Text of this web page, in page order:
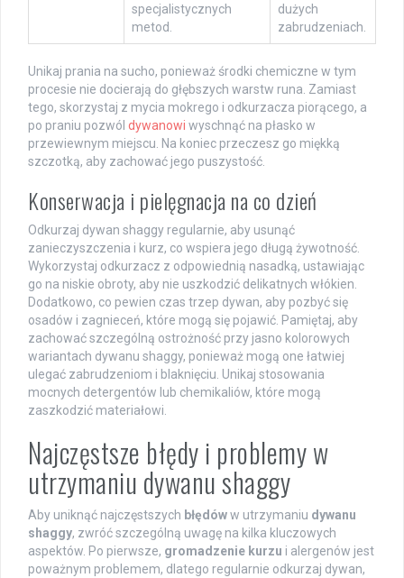
specjalistycznych
metod.
dużych
zabrudzeniach.
Unikaj prania na sucho, ponieważ środki chemiczne w tym
procesie nie docierają do głębszych warstw runa. Zamiast
tego, skorzystaj z mycia mokrego i odkurzacza piorącego, a
po praniu pozwól dywanowi wyschnąć na płasko w
przewiewnym miejscu. Na koniec przeczesz go miękką
szczotką, aby zachować jego puszystość.
Konserwacja i pielęgnacja na co dzień
Odkurzaj dywan shaggy regularnie, aby usunąć
zanieczyszczenia i kurz, co wspiera jego długą żywotność.
Wykorzystaj odkurzacz z odpowiednią nasadką, ustawiając
go na niskie obroty, aby nie uszkodzić delikatnych włókien.
Dodatkowo, co pewien czas trzep dywan, aby pozbyć się
osadów i zagnieceń, które mogą się pojawić. Pamiętaj, aby
zachować szczególną ostrożność przy jasno kolorowych
wariantach dywanu shaggy, ponieważ mogą one łatwiej
ulegać zabrudzeniom i blaknięciu. Unikaj stosowania
mocnych detergentów lub chemikaliów, które mogą
zaszkodzić materiałowi.
Najczęstsze błędy i problemy w
utrzymaniu dywanu shaggy
Aby uniknąć najczęstszych błędóww utrzymaniu dywanu
shaggy, zwróć szczególną uwagę na kilka kluczowych
aspektów. Po pierwsze, gromadzenie kurzu i alergenów jest
poważnym problemem, dlatego regularnie odkurzaj dywan,